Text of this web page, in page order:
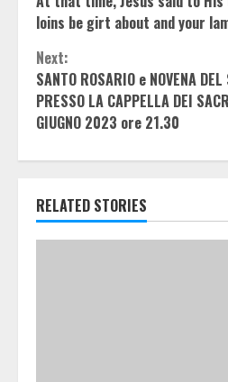
loins be girt about and your
Next:
SANTO ROSARIO e NOVENA DEL
PRESSO LA CAPPELLA DEI
GIUGNO 2023 ore 21.30
RELATED STORIES